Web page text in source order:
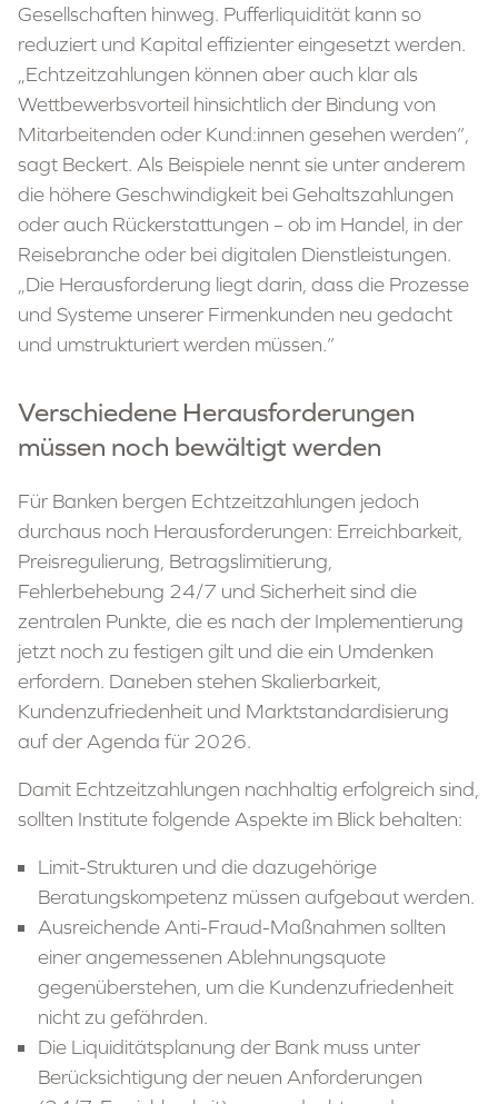
Gesellschaften hinweg. Pufferliquidität kann so
reduziert und Kapital effizienter eingesetzt werden.
„Echtzeitzahlungen können aber auch klar als
Wettbewerbsvorteil hinsichtlich der Bindung von
Mitarbeitenden oder Kund:innen gesehen werden“,
sagt Beckert. Als Beispiele nennt sie unter anderem
die höhere Geschwindigkeit bei Gehaltszahlungen
oder auch Rückerstattungen – ob im Handel, in der
Reisebranche oder bei digitalen Dienstleistungen.
„Die Herausforderung liegt darin, dass die Prozesse
und Systeme unserer Firmenkunden neu gedacht
und umstrukturiert werden müssen.“
Verschiedene Herausforderungen
müssen noch bewältigt werden
Für Banken bergen Echtzeitzahlungen jedoch
durchaus noch Herausforderungen: Erreichbarkeit,
Preisregulierung, Betragslimitierung,
Fehlerbehebung 24/7 und Sicherheit sind die
zentralen Punkte, die es nach der Implementierung
jetzt noch zu festigen gilt und die ein Umdenken
erfordern. Daneben stehen Skalierbarkeit,
Kundenzufriedenheit und Marktstandardisierung
auf der Agenda für 2026.
Damit Echtzeitzahlungen nachhaltig erfolgreich sind,
sollten Institute folgende Aspekte im Blick behalten:
Limit-Strukturen und die dazugehörige
Beratungskompetenz müssen aufgebaut werden.
Ausreichende Anti-Fraud-Maßnahmen sollten
einer angemessenen Ablehnungsquote
gegenüberstehen, um die Kundenzufriedenheit
nicht zu gefährden.
Die Liquiditätsplanung der Bank muss unter
Berücksichtigung der neuen Anforderungen